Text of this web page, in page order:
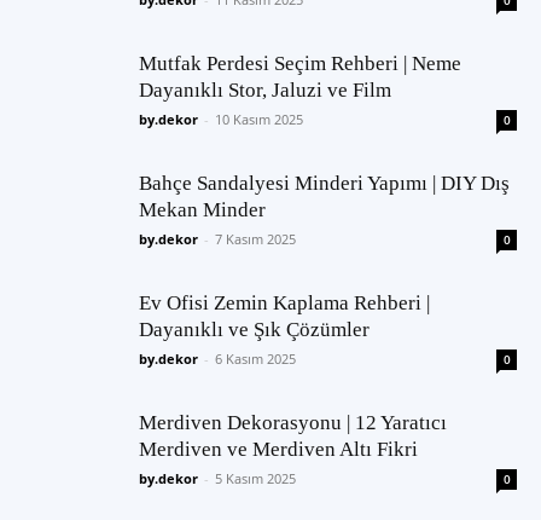
Mutfak Perdesi Seçim Rehberi | Neme
Dayanıklı Stor, Jaluzi ve Film
by.dekor - 10 Kasım 2025 0
Bahçe Sandalyesi Minderi Yapımı | DIY Dış
Mekan Minder
by.dekor - 7 Kasım 2025 0
Ev Ofisi Zemin Kaplama Rehberi |
Dayanıklı ve Şık Çözümler
by.dekor - 6 Kasım 2025 0
Merdiven Dekorasyonu | 12 Yaratıcı
Merdiven ve Merdiven Altı Fikri
by.dekor - 5 Kasım 2025 0